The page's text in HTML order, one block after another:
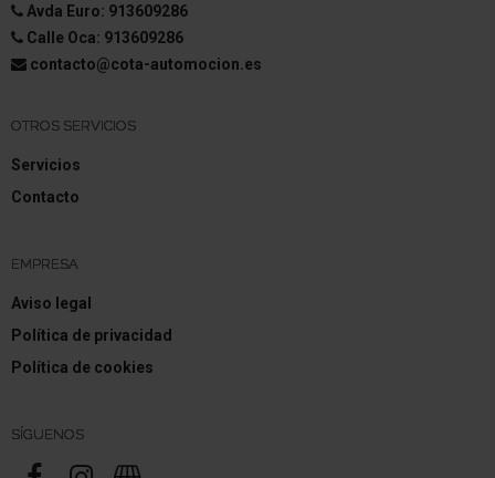
Avda Euro: 913609286
Calle Oca: 913609286
contacto@cota-automocion.es
OTROS SERVICIOS
Servicios
Contacto
EMPRESA
Aviso legal
Política de privacidad
Política de cookies
SÍGUENOS